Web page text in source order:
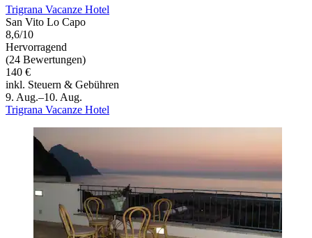
Trigrana Vacanze Hotel
San Vito Lo Capo
8,6/10
Hervorragend
(24 Bewertungen)
140 €
inkl. Steuern & Gebühren
9. Aug.–10. Aug.
Trigrana Vacanze Hotel